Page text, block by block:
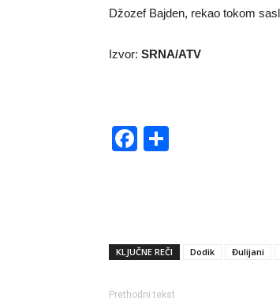
Džozef Bajden, rekao tokom
Izvor: SRNA/ATV
Facebook
KLJUČNE REČI Dodik Đulijani
Prethodni tekst